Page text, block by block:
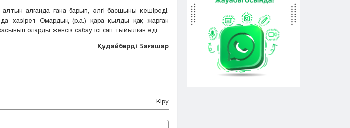
алғанда ғана барып, әлгі басшыны кешіреді.
хазірет Омардың (р.а.) қара қылды қақ жарған
оларды жөнсіз сабау ісі сап тыйылған еді.
Құдайберді Бағашар
Кіру